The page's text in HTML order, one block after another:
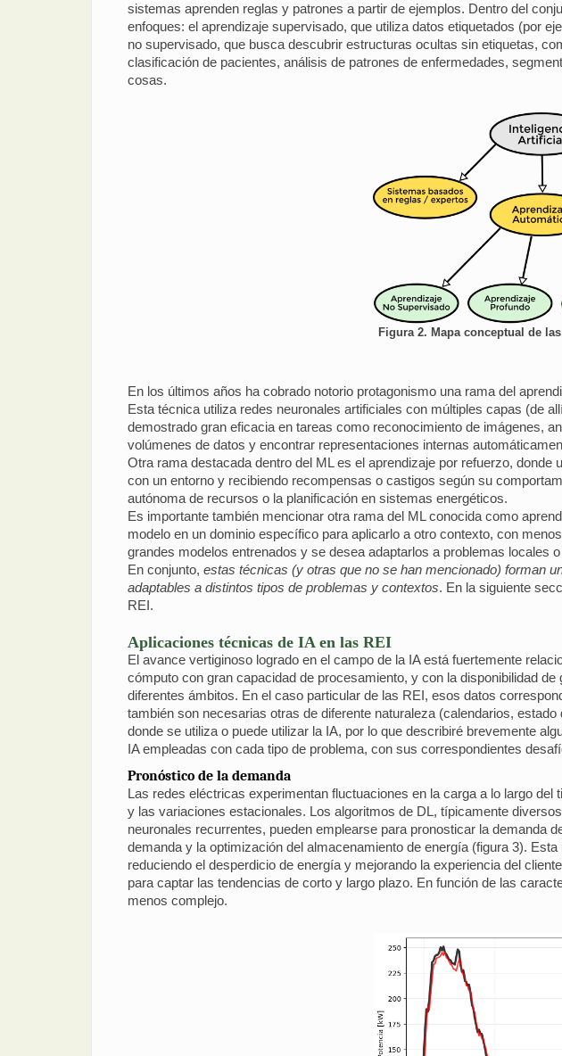
sistemas aprenden reglas y patrones a partir de ejemplos. Dentro del
enfoques: el aprendizaje supervisado, que utiliza datos etiquetados (por
no supervisado, que busca descubrir estructuras ocultas sin etiquetas,
clasificación de pacientes, análisis de patrones de enfermedades,
cosas.
Figura 2. Mapa conceptual de
En los últimos años ha cobrado notorio protagonismo una rama del
Esta técnica utiliza redes neuronales artificiales con múltiples capas (de
demostrado gran eficacia en tareas como reconocimiento de imágenes,
volúmenes de datos y encontrar representaciones internas
Otra rama destacada dentro del ML es el aprendizaje por refuerzo,
con un entorno y recibiendo recompensas o castigos según su
autónoma de recursos o la planificación en sistemas energéticos.
Es importante también mencionar otra rama del ML conocida como
modelo en un dominio específico para aplicarlo a otro contexto, con
grandes modelos entrenados y se desea adaptarlos a problemas locales
En conjunto, estas técnicas (y otras que no se han mencionado) forman
adaptables a distintos tipos de problemas y contextos. En la siguiente
REI.
Aplicaciones técnicas de IA en las REI
El avance vertiginoso logrado en el campo de la IA está fuertemente
cómputo con gran capacidad de procesamiento, y con la disponibilidad
diferentes ámbitos. En el caso particular de las REI, esos datos
también son necesarias otras de diferente naturaleza (calendarios,
donde se utiliza o puede utilizar la IA, por lo que describiré brevemente
IA empleadas con cada tipo de problema, con sus correspondientes
Pronóstico de la demanda
Las redes eléctricas experimentan fluctuaciones en la carga a lo largo
y las variaciones estacionales. Los algoritmos de DL, típicamente
neuronales recurrentes, pueden emplearse para pronosticar la
demanda y la optimización del almacenamiento de energía (figura 3).
reduciendo el desperdicio de energía y mejorando la experiencia del
para captar las tendencias de corto y largo plazo. En función de las
menos complejo.